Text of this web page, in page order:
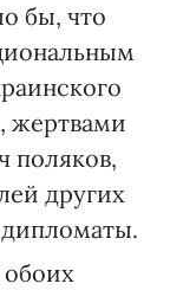
бы, что
жертвами
поляков,
других
дипломаты.